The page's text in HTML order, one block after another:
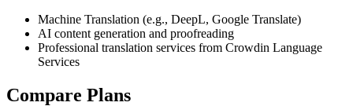
Machine Translation (e.g., DeepL, Google Translate)
AI content generation and proofreading
Professional translation services from Crowdin Language
Services
Compare Plans